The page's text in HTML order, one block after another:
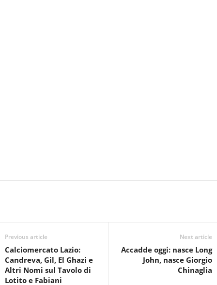
Previous article
Calciomercato Lazio:
Candreva, Gil, El Ghazi e
Altri Nomi sul Tavolo di
Lotito e Fabiani
Next article
Accadde oggi: nasce Long
John, nasce Giorgio
Chinaglia